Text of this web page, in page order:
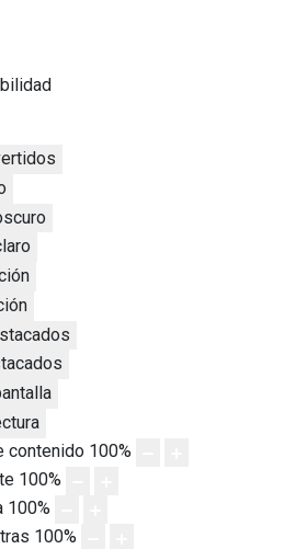
contenido 100%
100%
100%
100%